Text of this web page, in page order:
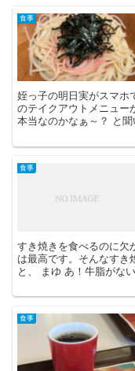
食事
姪っ子の明日実がスマホ
のテイクアウトメニュー
本当なのかなぁ～？ と
食事
すき焼きを食べるのに欠
は最高です。そんなすき
と、 まゆ あ！牛脂がな
食事